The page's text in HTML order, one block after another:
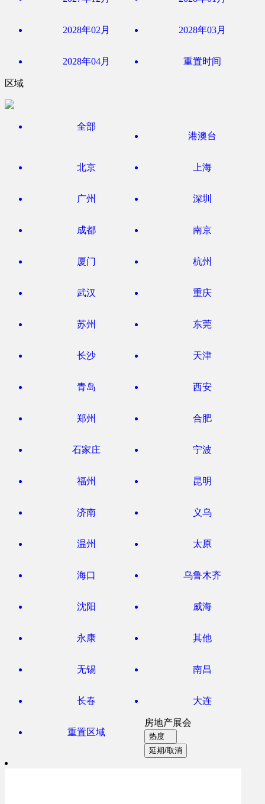
2028年02月 2028年03月
2028年04月 重置时间
区域
全部
港澳台
北京 上海
广州 深圳
成都 南京
厦门 杭州
武汉 重庆
苏州 东莞
长沙 天津
青岛 西安
郑州 合肥
石家庄 宁波
福州 昆明
济南 义乌
温州 太原
海口 乌鲁木齐
沈阳 威海
永康 其他
无锡 南昌
长春 大连
重置区域
房地产展会
热度
延期/取消